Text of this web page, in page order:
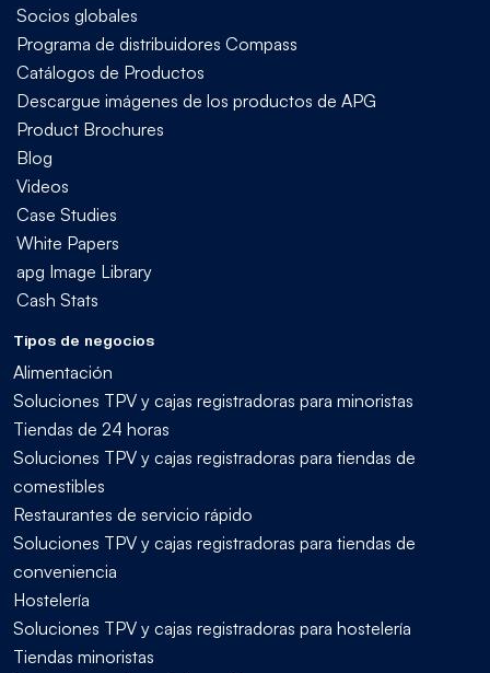
Socios globales
Programa de distribuidores Compass
Catálogos de Productos
Descargue imágenes de los productos de APG
Product Brochures
Blog
Videos
Case Studies
White Papers
apg Image Library
Cash Stats
Tipos de negocios
Alimentación
Soluciones TPV y cajas registradoras para minoristas
Tiendas de 24 horas
Soluciones TPV y cajas registradoras para tiendas de
comestibles
Restaurantes de servicio rápido
Soluciones TPV y cajas registradoras para tiendas de
conveniencia
Hostelería
Soluciones TPV y cajas registradoras para hostelería
Tiendas minoristas